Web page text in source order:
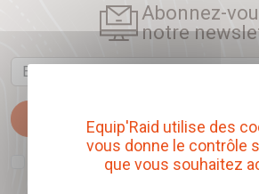
Abonnez-
notre
Email
Je m'abonne
J'accepte que l'ouverture des newsletters soit
comprendre les sujets qui m'intéressent et
proposés. Ce choix est modifiable à tout
Equip'Raid utilise des
vous donne le contrôle
que vous souhaitez